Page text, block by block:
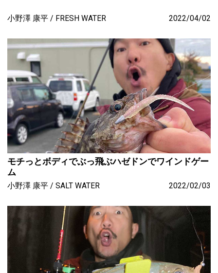
小野澤 康平 FRESH WATER 2022/04/02
モチっとボディでぶっ飛ぶハゼドンでワインドゲー
ム
小野澤 康平 SALT WATER 2022/02/03